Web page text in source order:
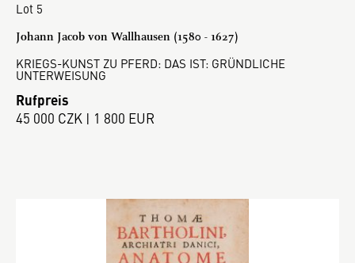
Lot 5
Johann Jacob von Wallhausen (1580 - 1627)
KRIEGS-KUNST ZU PFERD: DAS IST: GRÜNDLICHE
UNTERWEISUNG
Rufpreis
45 000 CZK | 1 800 EUR